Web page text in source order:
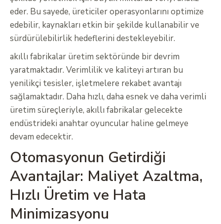
eder. Bu sayede, üreticiler operasyonlarını optimize
edebilir, kaynakları etkin bir şekilde kullanabilir ve
sürdürülebilirlik hedeflerini destekleyebilir.
akıllı fabrikalar üretim sektöründe bir devrim
yaratmaktadır. Verimlilik ve kaliteyi artıran bu
yenilikçi tesisler, işletmelere rekabet avantajı
sağlamaktadır. Daha hızlı, daha esnek ve daha verimli
üretim süreçleriyle, akıllı fabrikalar gelecekte
endüstrideki anahtar oyuncular haline gelmeye
devam edecektir.
Otomasyonun Getirdiği
Avantajlar: Maliyet Azaltma,
Hızlı Üretim ve Hata
Minimizasyonu